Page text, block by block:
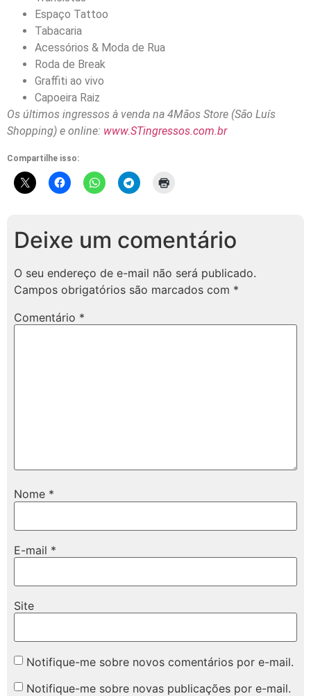
Espaço Tattoo
Tabacaria
Acessórios & Moda de Rua
Roda de Break
Graffiti ao vivo
Capoeira Raiz
Os últimos ingressos à venda na 4Mãos Store (São Luís
Shopping) e online: www.STingressos.com.br
Compartilhe isso:
Deixe um comentário
O seu endereço de e-mail não será publicado.
Campos obrigatórios são marcados com *
Comentário *
Nome *
E-mail *
Site
Notifique-me sobre novos comentários por e-mail.
Notifique-me sobre novas publicações por e-mail.